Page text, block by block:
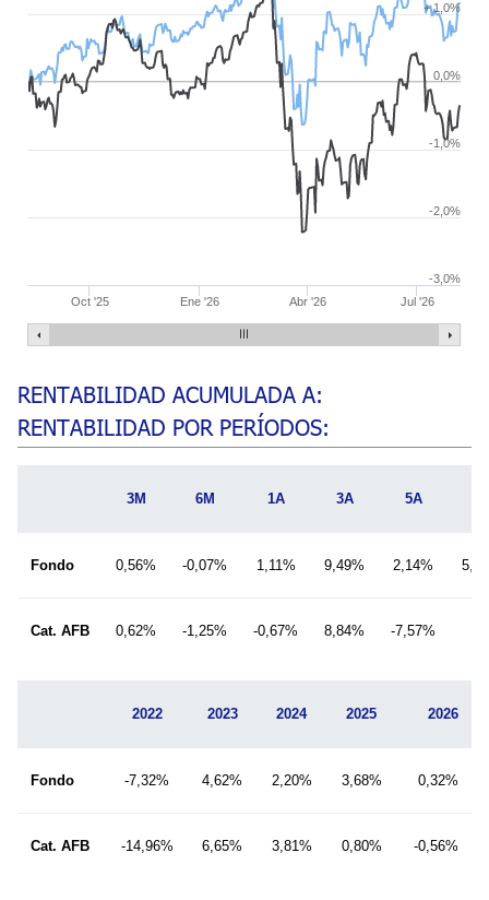
Oct '25 Ene '26 Abr '26 Jul '26
-3,0%
-2,0%
-1,0%
0,0%
+ 1,0%
RENTABILIDAD ACUMULADA A:
RENTABILIDAD POR PERÍODOS:
3M 6M 1A 3A 5A
Fondo 0,56% -0,07% 1,11% 9,49% 2,14%
Cat. AFB 0,62% -1,25% -0,67% 8,84% -7,57%
2022 2023 2024 2025 2026
Fondo -7,32% 4,62% 2,20% 3,68% 0,32%
Cat. AFB -14,96% 6,65% 3,81% 0,80% -0,56%